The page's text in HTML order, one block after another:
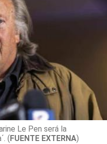
Le Pen será la
(FUENTE EXTERNA)